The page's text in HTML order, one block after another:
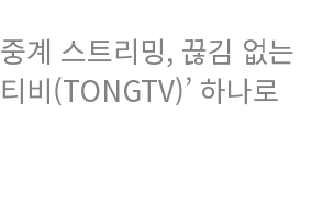
계 스트리밍, 끊김 없는
비(TONGTV)’ 하나로